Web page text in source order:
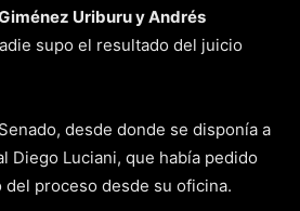
Uriburu y Andrés
supo el resultado del juicio
desde donde se disponía a
Diego Luciani, que había pedido
proceso desde su oficina.